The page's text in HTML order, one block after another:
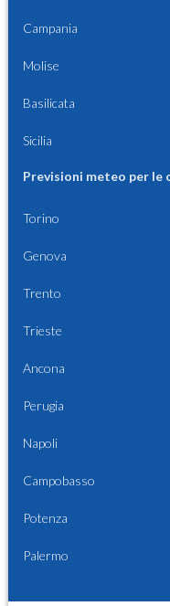
Campania
Molise
Basilicata
Sicilia
Previsioni meteo per
Torino
Genova
Trento
Trieste
Ancona
Perugia
Napoli
Campobasso
Potenza
Palermo